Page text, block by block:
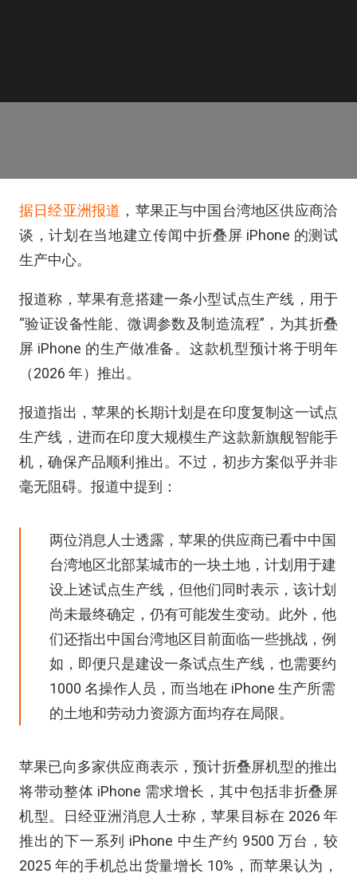
据日经亚洲报道 ，苹果正与中国台湾地区供应商洽
谈，计划在当地建立传闻中折叠屏 iPhone 的测试
生产中心。
报道称，苹果有意搭建一条小型试点生产线，用于
“验证设备性能、微调参数及制造流程”，为其折叠
屏 iPhone 的生产做准备。这款机型预计将于明年
（2026 年）推出。
报道指出，苹果的长期计划是在印度复制这一试点
生产线，进而在印度大规模生产这款新旗舰智能手
机，确保产品顺利推出。不过，初步方案似乎并非
毫无阻碍。报道中提到：
两位消息人士透露，苹果的供应商已看中中国
台湾地区北部某城市的一块土地，计划用于建
设上述试点生产线，但他们同时表示，该计划
尚未最终确定，仍有可能发生变动。此外，他
们还指出中国台湾地区目前面临一些挑战，例
如，即便只是建设一条试点生产线，也需要约
1000 名操作人员，而当地在 iPhone 生产所需
的土地和劳动力资源方面均存在局限。
苹果已向多家供应商表示，预计折叠屏机型的推出
将带动整体 iPhone 需求增长，其中包括非折叠屏
机型。日经亚洲消息人士称，苹果目标在 2026 年
推出的下一系列 iPhone 中生产约 9500 万台，较
2025 年的手机总出货量增长 10%，而苹果认为，